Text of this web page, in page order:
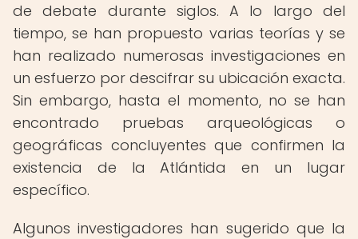
de debate durante siglos. A lo largo del
tiempo, se han propuesto varias teorías y se
han realizado numerosas investigaciones en
un esfuerzo por descifrar su ubicación exacta.
Sin embargo, hasta el momento, no se han
encontrado pruebas arqueológicas o
geográficas concluyentes que confirmen la
existencia de la Atlántida en un lugar
específico.
Algunos investigadores han sugerido que la